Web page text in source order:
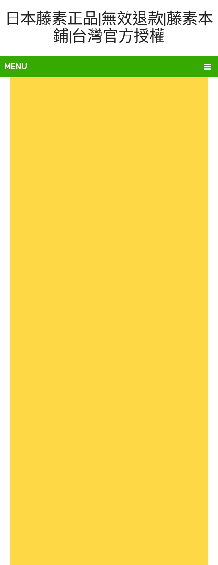
日本藤素正品|無效退款|藤素本
鋪|台灣官方授權
MENU